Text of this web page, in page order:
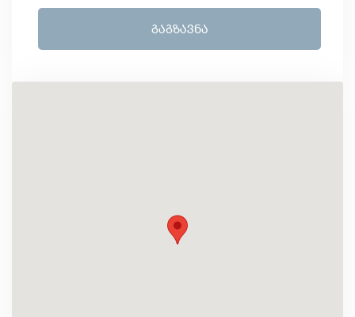
ᲒᲐᲒᲖᲐᲕᲜᲐ